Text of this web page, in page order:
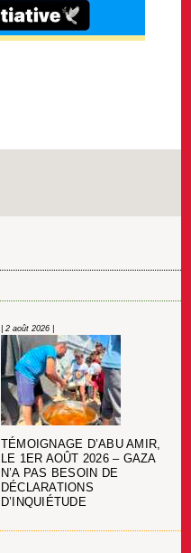
| 2 août 2026 |
TÉMOIGNAGE D’ABU AMIR,
LE 1ER AOÛT 2026 – GAZA
N’A PAS BESOIN DE
DÉCLARATIONS
D’INQUIÉTUDE